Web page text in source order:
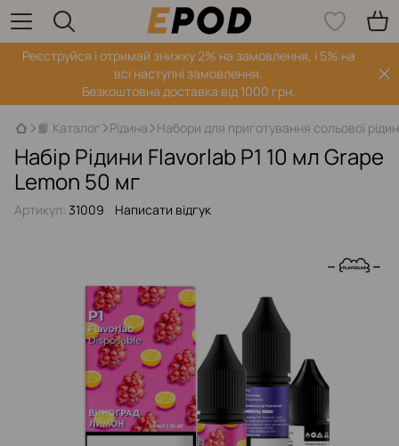
Реєструйся і отримай знижку 2% на замовлення, і 5% на
всі наступні замовлення.
Безкоштовна доставка від 1000 грн.
📙 Каталог Рідина Набори для приготування сольової
Набір Рідини Flavorlab P1 10 мл Grape
Lemon 50 мг
Артикул: 31009 Написати відгук